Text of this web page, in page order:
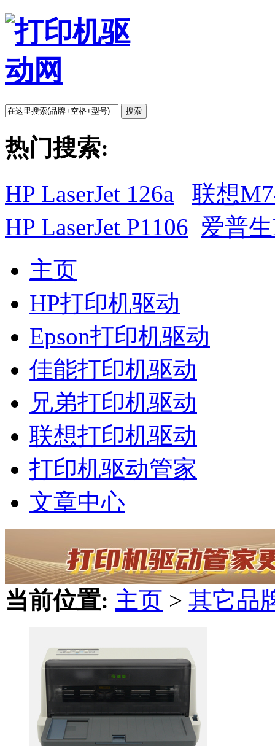
搜索
热门搜索:
HP LaserJet 126a
联想
HP LaserJet P1106 爱普
主页
HP打印机驱动
Epson打印机驱动
佳能打印机驱动
兄弟打印机驱动
联想打印机驱动
打印机驱动管家
文章中心
当前位置: 主页 > 其它品